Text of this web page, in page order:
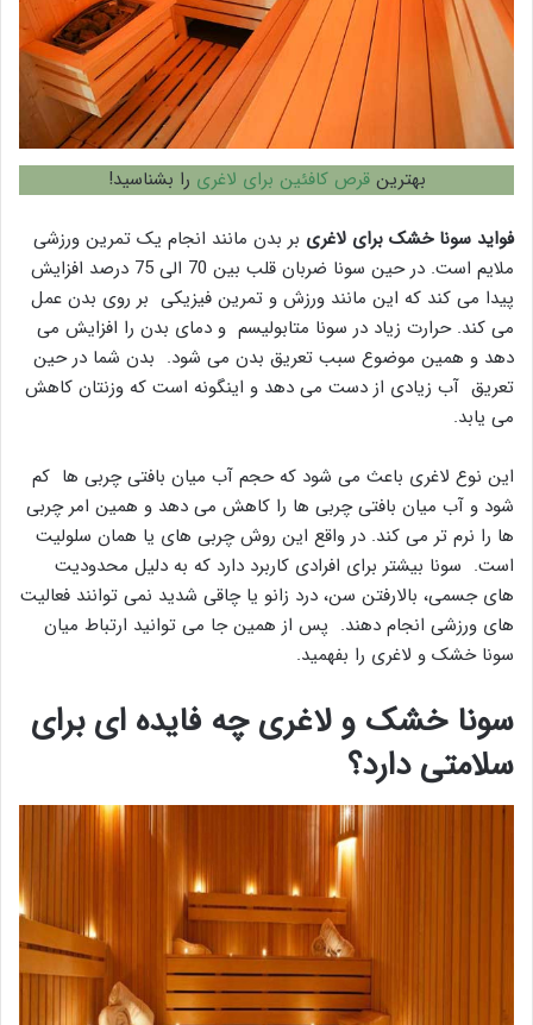
بهترینقرص کافئین برای لاغری را بشناسید!
فواید سونا خشک برای لاغری بر بدن مانند انجام یک تمرین ورزشی
ملایم است. در حین سونا ضربان قلب بین 70 الی 75 درصد افزایش
پیدا می کند که این مانند ورزش و تمرین فیزیکی بر روی بدن عمل
می کند. حرارت زیاد در سونا متابولیسم و دمای بدن را افزایش می
دهد و همین موضوع سبب تعریق بدن می شود. بدن شما در حین
تعریق آب زیادی از دست می دهد و اینگونه است که وزنتان کاهش
می یابد.
این نوع لاغری باعث می شود که حجم آب میان بافتی چربی ها کم
شود و آب میان بافتی چربی ها را کاهش می دهد و همین امر چربی
ها را نرم تر می کند. در واقع این روش چربی های یا همان سلولیت
است. سونا بیشتر برای افرادی کاربرد دارد که به دلیل محدودیت
های جسمی، بالارفتن سن، درد زانو یا چاقی شدید نمی توانند فعالیت
های ورزشی انجام دهند. پس از همین جا می توانید ارتباط میان
سونا خشک و لاغری را بفهمید.
سونا خشک و لاغری چه فایده ای برای
سلامتی دارد؟